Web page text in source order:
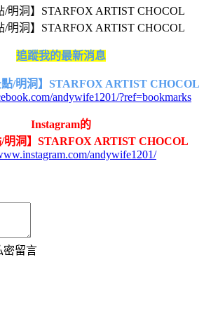
追蹤我的最新消息
andywife1201/?ref=bookmarks
Instagram的
andywife1201/
密留言